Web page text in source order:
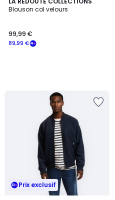
Blouson col velours
€
souscrivez
89,99 €
99,99 €
Prix exclusif